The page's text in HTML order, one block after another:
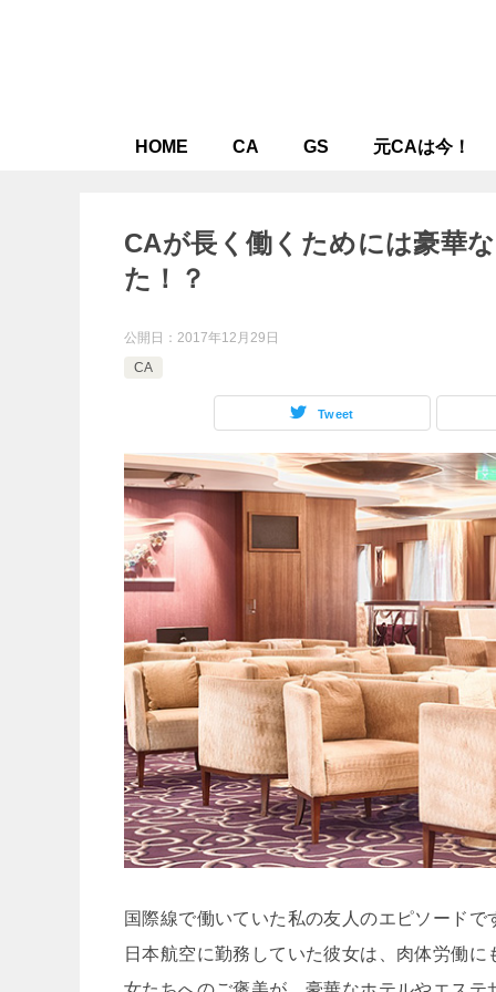
HOME CA GS 元CAは今！
CAが長く働くためには豪華
た！？
公開日： 2017年12月29日
CA
Tweet
国際線で働いていた私の友人のエピソードで
日本航空に勤務していた彼女は、肉体労働